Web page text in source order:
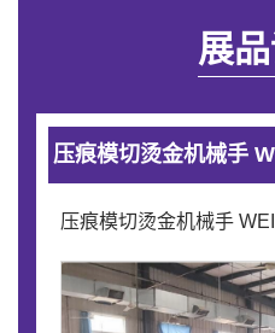
展
压痕模切烫金机械手
压痕模切烫金机械手